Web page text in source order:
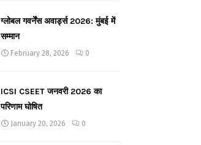
ग्लोबल गवर्नेंस अवार्ड्स 2026: मुंबई में
सम्मान
February 28, 2026 0
ICSI CSEET जनवरी 2026 का
परिणाम घोषित
January 20, 2026 0